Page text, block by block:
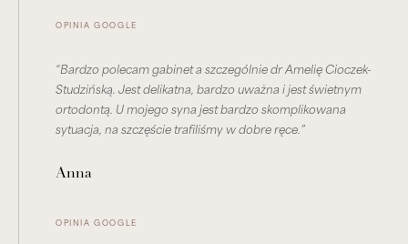
OPINIA GOOGLE
“Bardzo polecam gabinet a szczególnie dr Amelię Cioczek-
Studzińską. Jest delikatna, bardzo uważna i jest świetnym
ortodontą. U mojego syna jest bardzo skomplikowana
sytuacja, na szczęście trafiliśmy w dobre ręce.”
Anna
OPINIA GOOGLE